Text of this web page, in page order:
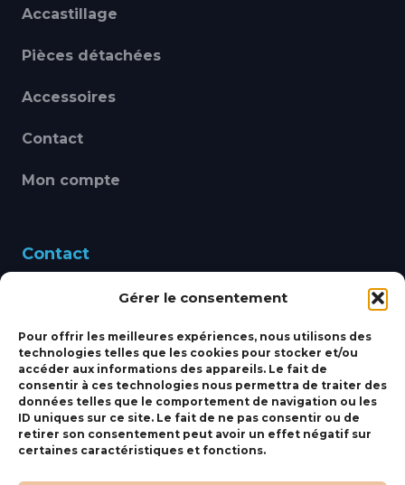
Gérer le consentement
Pour offrir les meilleures expériences, nous utilisons des
technologies telles que les cookies pour stocker et/ou
accéder aux informations des appareils. Le fait de
consentir à ces technologies nous permettra de traiter des
données telles que le comportement de navigation ou les
ID uniques sur ce site. Le fait de ne pas consentir ou de
retirer son consentement peut avoir un effet négatif sur
certaines caractéristiques et fonctions.
Accastillage
Pièces détachées
Accessoires
Contact
Mon compte
Contact
460 Avenue Alain Le
bbsmarine@bbs-
marine.fr
Fixe:04 27 50 24 50
Mobile:06 69 44 48 83